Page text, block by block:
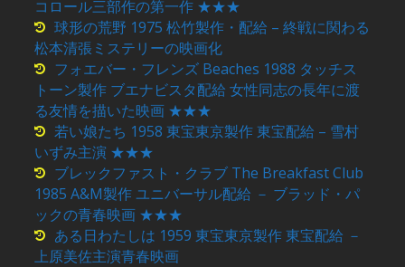
コロール三部作の第一作 ★★★
球形の荒野 1975 松竹製作・配給 – 終戦に関わる
松本清張ミステリーの映画化
フォエバー・フレンズ Beaches 1988 タッチス
トーン製作 ブエナビスタ配給 女性同志の長年に渡
る友情を描いた映画 ★★★
若い娘たち 1958 東宝東京製作 東宝配給 – 雪村
いずみ主演 ★★★
ブレックファスト・クラブ The Breakfast Club
1985 A&M製作 ユニバーサル配給 － ブラッド・パ
ックの青春映画 ★★★
ある日わたしは 1959 東宝東京製作 東宝配給 －
上原美佐主演青春映画